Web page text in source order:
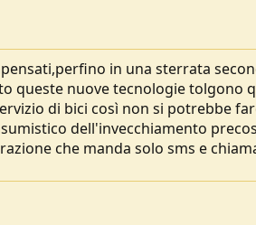
in una sterrata
queste nuove tecnologie tolgono
di bici così non si potrebbe
dell'invecchiamento
che manda solo sms e